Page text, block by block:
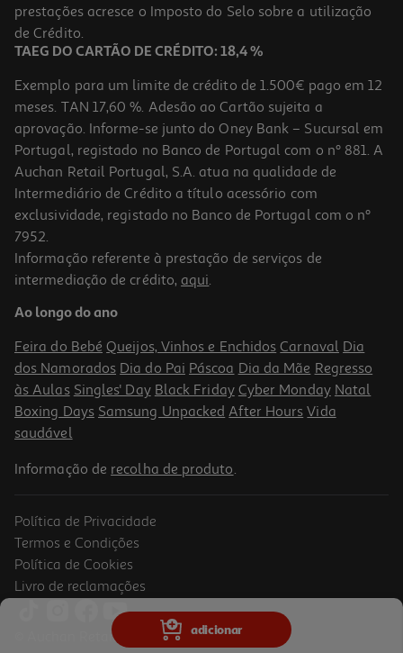
adicionar
8,99 €
Peitoral Para Cão Curli Air Mesh Vermelho M
25.99 €/un
25,99 €
Peitoral Para Cão Curli Air Mesh Rosa M
prestações acresce o Imposto do Selo sobre a utilização
de Crédito.
TAEG DO CARTÃO DE CRÉDITO: 18,4 %
Exemplo para um limite de crédito de 1.500€ pago em 12
meses. TAN 17,60 %. Adesão ao Cartão sujeita a
aprovação. Informe-se junto do Oney Bank – Sucursal em
Portugal, registado no Banco de Portugal com o nº 881. A
Auchan Retail Portugal, S.A. atua na qualidade de
Intermediário de Crédito a título acessório com
exclusividade, registado no Banco de Portugal com o nº
7952.
Informação referente à prestação de serviços de
intermediação de crédito, aqui.
Ao longo do ano
Feira do Bebé Queijos, Vinhos e Enchidos Carnaval Dia
dos Namorados Dia do Pai Páscoa Dia da Mãe Regresso
às Aulas Singles' Day Black Friday Cyber Monday Natal
Boxing Days Samsung Unpacked After Hours Vida
saudável
Informação de recolha de produto.
Política de Privacidade
Termos e Condições
Política de Cookies
Livro de reclamações
© Auchan Retail Portugal